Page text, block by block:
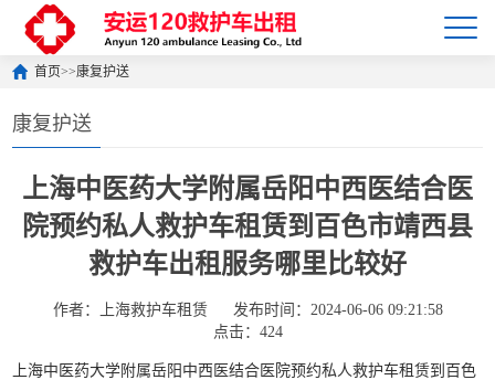
首页>>康复护送
康复护送
上海中医药大学附属岳阳中西医结合医
院预约私人救护车租赁到百色市靖西县
救护车出租服务哪里比较好
作者：上海救护车租赁
发布时间：2024-06-06 09:21:58
点击：424
上海中医药大学附属岳阳中西医结合医院预约私人救护车租赁到百色